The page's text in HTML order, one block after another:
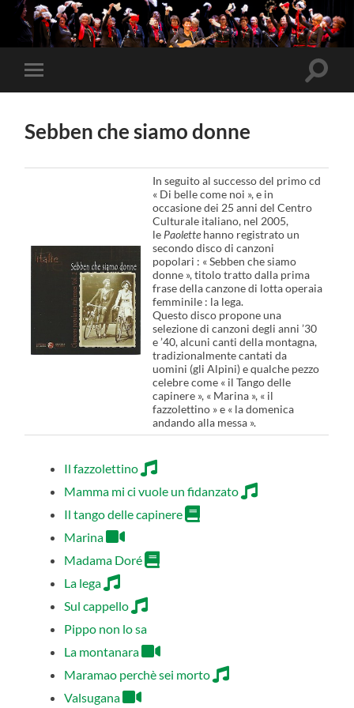
Attiva/disattiva
il
sui
dispositivi
Sebben che siamo donne
In seguito al successo del primo cd
« Di belle come noi », e in
occasione dei 25 anni del Centro
Culturale italiano, nel 2005,
le Paolette hanno registrato un
secondo disco di canzoni
popolari : « Sebben che siamo
donne », titolo tratto dalla prima
frase della canzone di lotta operaia
femminile : la lega.
Questo disco propone una
selezione di canzoni degli anni ’30
e ’40, alcuni canti della montagna,
tradizionalmente cantati da
uomini (gli Alpini) e qualche pezzo
celebre come « il Tango delle
capinere », « Marina », « il
fazzolettino » e « la domenica
andando alla messa ».
Il fazzolettino
Mamma mi ci vuole un fidanzato
Il tango delle capinere
Marina
Madama Doré
La lega
Sul cappello
Pippo non lo sa
La montanara
Maramao perchè sei morto
Valsugana